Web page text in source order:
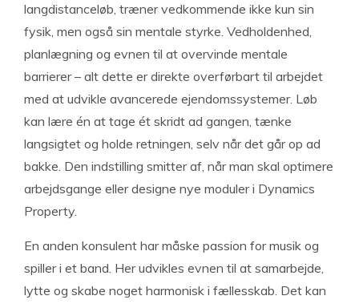
langdistanceløb, træner vedkommende ikke kun sin
fysik, men også sin mentale styrke. Vedholdenhed,
planlægning og evnen til at overvinde mentale
barrierer – alt dette er direkte overførbart til arbejdet
med at udvikle avancerede ejendomssystemer. Løb
kan lære én at tage ét skridt ad gangen, tænke
langsigtet og holde retningen, selv når det går op ad
bakke. Den indstilling smitter af, når man skal optimere
arbejdsgange eller designe nye moduler i Dynamics
Property.
En anden konsulent har måske passion for musik og
spiller i et band. Her udvikles evnen til at samarbejde,
lytte og skabe noget harmonisk i fællesskab. Det kan